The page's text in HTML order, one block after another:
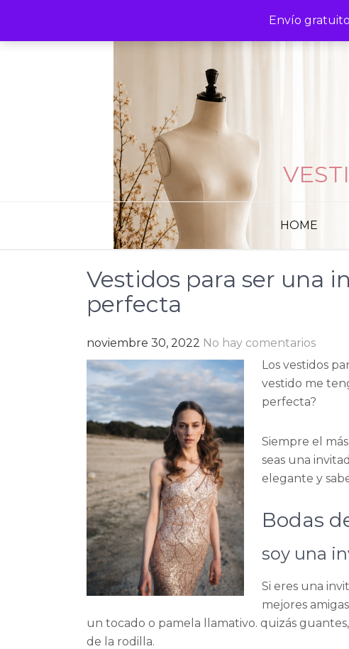
Envío
content
HOME
Vestidos para ser una
perfecta
noviembre 30, 2022 No hay comentarios
Los vestidos
vestido me
perfecta?
Siempre el
seas una
elegante y
Bodas
soy una
Si eres una
mejores
un tocado o pamela llamativo. quizás
de la rodilla.